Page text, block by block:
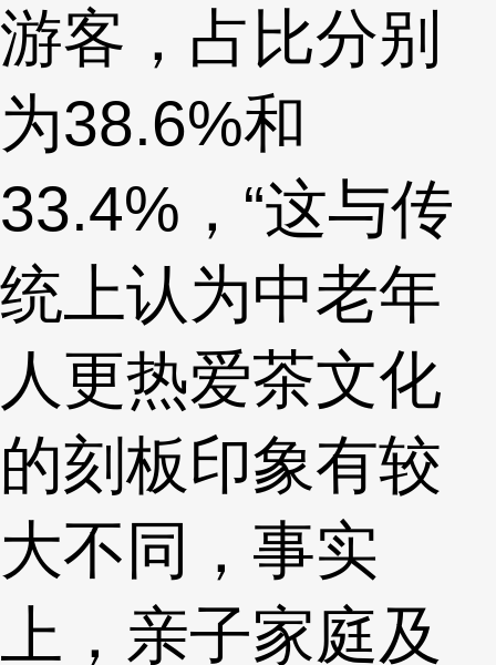
游客，占比分别
为38.6%和
33.4%，“这与传
统上认为中老年
人更热爱茶文化
的刻板印象有较
大不同，事实
上，亲子家庭及